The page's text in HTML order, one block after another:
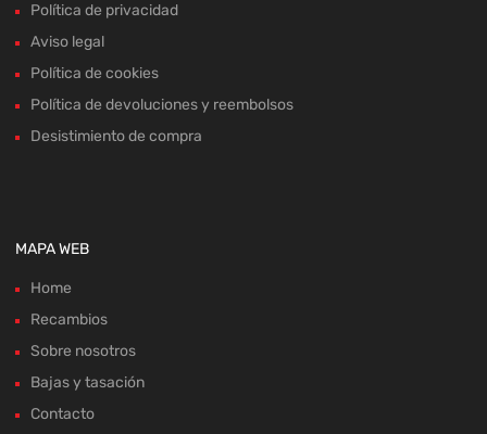
Política de privacidad
Aviso legal
Política de cookies
Política de devoluciones y reembolsos
Desistimiento de compra
MAPA WEB
Home
Recambios
Sobre nosotros
Bajas y tasación
Contacto